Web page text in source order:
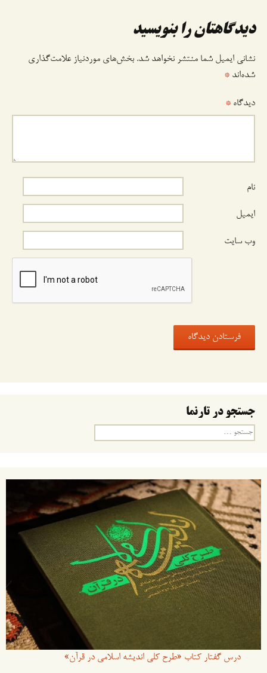
نوشته
دیدگاهتان را بنویسید
نشانی ایمیل شما منتشر نخواهد شد. بخش‌های موردنیاز علامت‌گذاری
شده‌اند *
دیدگاه *
نام
ایمیل
وب‌ سایت
جستجو در تارنما
جستجو
درس گفتار کتاب «طرح کلی اندیشه اسلامی در قرآن»